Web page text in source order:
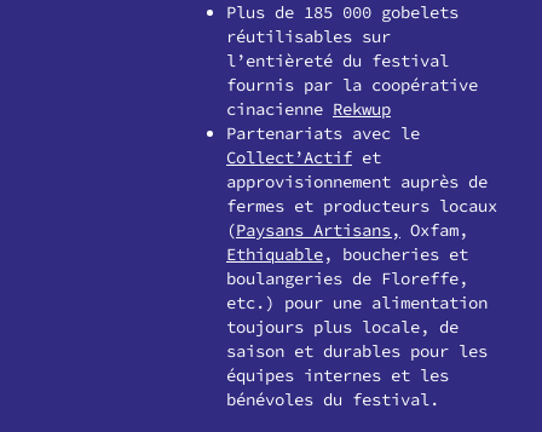
Plus de 185 000 gobelets
réutilisables sur
l’entièreté du festival
fournis par la coopérative
cinacienne Rekwup
Partenariats avec le
Collect’Actif et
approvisionnement auprès de
fermes et producteurs locaux
(Paysans Artisans, Oxfam,
Ethiquable, boucheries et
boulangeries de Floreffe,
etc.) pour une alimentation
toujours plus locale, de
saison et durables pour les
équipes internes et les
bénévoles du festival.